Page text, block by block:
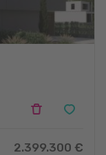
2.399.300 €